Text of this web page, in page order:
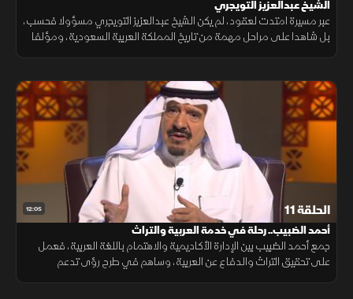
الشيخ عبدالعزيز التويجري
عبر مسيرة امتدت لعقود، لم يكن الشيخ عبدالعزيز التويجري مسؤولا فحسب،
بل شاهدا على مراحل مهمة من تاريخ المملكة العربية السعودية، ومؤلفا
12:05 الحلقة 11
أحمد الضبيب.. رحلة في خدمة العربية والتراث
جمع أحمد الضبيب بين الإدارة الأكاديمية والاهتمام باللغة العربية، فعمل
على تحقيق التراث والدفاع عن العربية، وساهم في طرح رؤى تدعم